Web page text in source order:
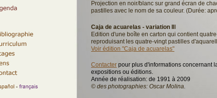
Contacter pour plus d'informations concernant
expositions ou éditions.
Année de réalisation: de 1991 à 2009
© des photographies: Oscar Molina.
Projection en noir/blanc sur grand écran de
pastilles avec le nom de sa couleur. (Durée:
Caja de acuarelas - variation II
Edition d'une boîte en carton qui contient
reproduisant les quatre-vingtpastilles
Voir édition "Caja de acuarelas"